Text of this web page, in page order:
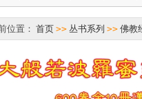
位置： 首页 >> 丛书系列 >> 佛教